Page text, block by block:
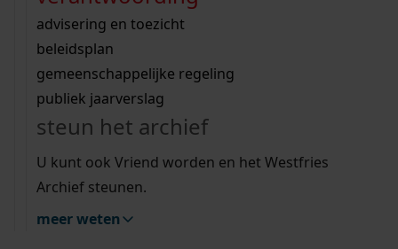
bouwvergunningen
omgevingsvergunningen
vergunningen
beeld en geluid
uitleg nodig?
Wij helpen u op weg met een aantal zoektips.
bekijk alle zoektips
Wij helpen u op weg met een aantal zoektips.
bekijk alle zoektips
bekijk ons geschiedenislokaal
advisering en toezicht
beleidsplan
gemeenschappelijke regeling
publiek jaarverslag
steun het archief
U kunt ook Vriend worden en het Westfries
Archief steunen.
meer weten
zoektips
Mijn Studiezaal (inloggen)
uw zoekopdracht te